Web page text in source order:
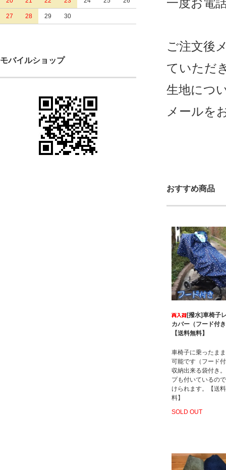
27 28 29 30
モバイルショップ
一度お電
ご注文後
ていただ
生地につ
メールを
おすすめ商品
[撥水]車椅子
カバー（フード
【送料無料】
車椅子に乗ったま
可能です（フード
収納出来る袋付き
プも付いているの
けられます。【送
料】
SOLD OUT